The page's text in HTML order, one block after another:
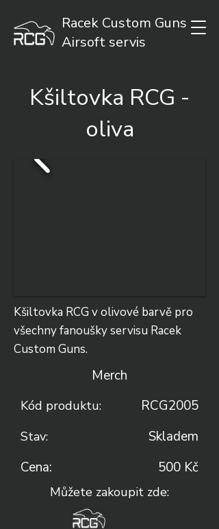
Racek Custom Guns
Airsoft servis
Kšiltovka RCG -
oliva
Kšiltovka RCG v olivové barvě pro
všechny fanoušky servisu Racek
Custom Guns.
Merch
Kód produktu: RCG2005
Stav:
Skladem
Cena:
500 Kč
Můžete zakoupit zde: